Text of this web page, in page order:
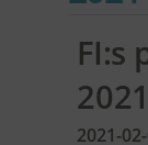
FI:s
2021
2021-